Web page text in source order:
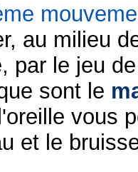
au milieu
par le jeu
sont le
vous
et le